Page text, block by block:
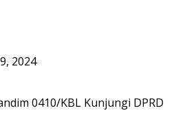
2024
0410/KBL Kunjungi DPRD